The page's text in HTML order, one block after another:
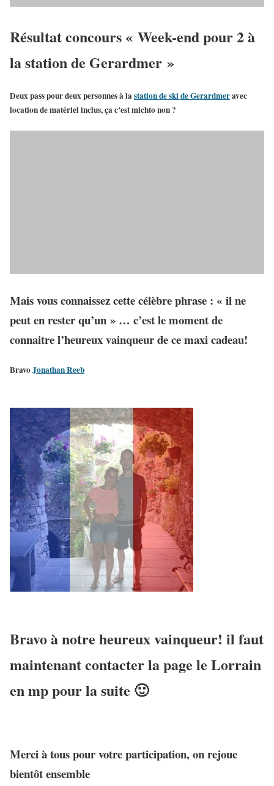
Résultat concours « Week-end pour 2 à
la station de Gerardmer »
Deux pass pour deux personnes à lastation de ski de Gerardmeravec
location de matériel inclus,ça c’est michtonon ?
Mais vous connaissez cette célèbre phrase : « il ne
peut en rester qu’un » … c’est le moment de
connaitre l’heureux vainqueur de ce maxi cadeau!
BravoJonathan Reeb
Bravo à notre heureux vainqueur! il faut
maintenant contacter la page le Lorrain
en mp pour la suite 🙂
Merci à tous pour votre participation, on rejoue
bientôt ensemble